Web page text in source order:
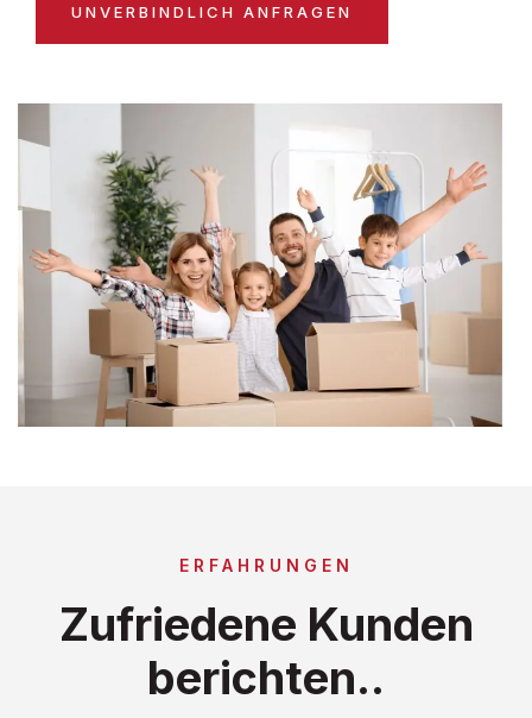
UNVERBINDLICH ANFRAGEN
ERFAHRUNGEN
Zufriedene Kunden
berichten..